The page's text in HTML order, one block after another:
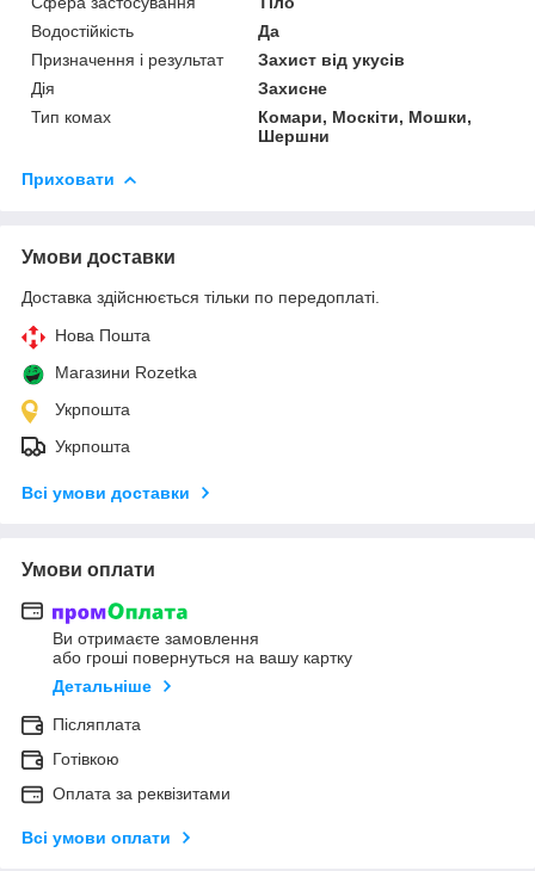
Водостійкість
Да
Призначення і результат
Захист від укусів
Дія
Захисне
Тип комах
Комари, Москіти, Мошки,
Шершни
Приховати
Умови доставки
Доставка здійснюється тільки по передоплаті.
Нова Пошта
Магазини Rozetka
Укрпошта
Укрпошта
Всі умови доставки
Умови оплати
Ви отримаєте замовлення
або гроші повернуться на вашу картку
Детальніше
Післяплата
Готівкою
Оплата за реквізитами
Всі умови оплати